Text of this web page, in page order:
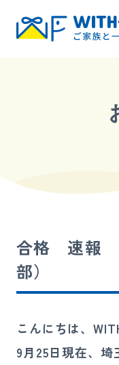
WITH-Fにつ
ご入会まで
ブログ・お
講師募集
合格 速報
部）
こんにちは、
9月25日現在、埼